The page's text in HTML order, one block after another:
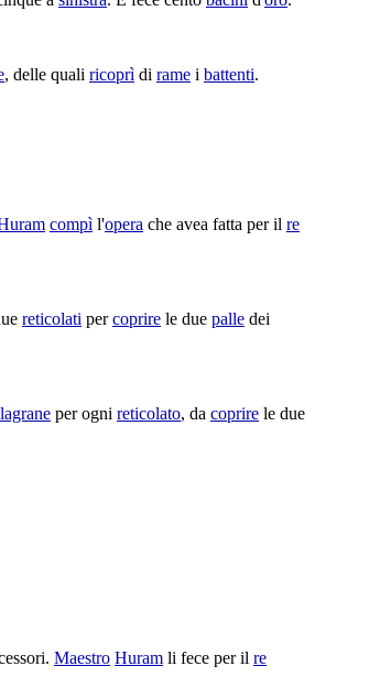
, delle quali ricoprì di rame i battenti.
compì l'opera che avea fatta per il re
reticolati percoprire le due palle dei
per ogni reticolato, da coprire le due
. Maestro Huram li fece per il re